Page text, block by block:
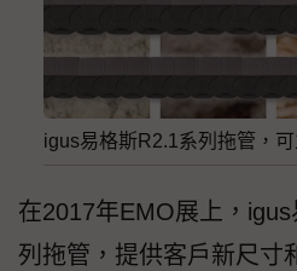
igus易格斯R2.1系列拖管，
在2017年EMO展上，
列拖管，提供客戶新尺寸